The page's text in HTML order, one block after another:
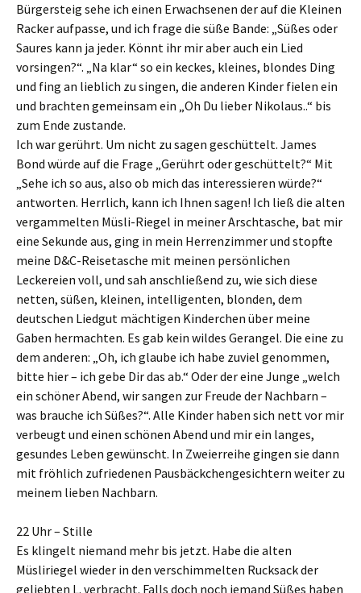
Bürgersteig sehe ich einen Erwachsenen der auf die Kleinen
Racker aufpasse, und ich frage die süße Bande: „Süßes oder
Saures kann ja jeder. Könnt ihr mir aber auch ein Lied
vorsingen?“. „Na klar“ so ein keckes, kleines, blondes Ding
und fing an lieblich zu singen, die anderen Kinder fielen ein
und brachten gemeinsam ein „Oh Du lieber Nikolaus..“ bis
zum Ende zustande.
Ich war gerührt. Um nicht zu sagen geschüttelt. James
Bond würde auf die Frage „Gerührt oder geschüttelt?“ Mit
„Sehe ich so aus, also ob mich das interessieren würde?“
antworten. Herrlich, kann ich Ihnen sagen! Ich ließ die alten
vergammelten Müsli-Riegel in meiner Arschtasche, bat mir
eine Sekunde aus, ging in mein Herrenzimmer und stopfte
meine D&C-Reisetasche mit meinen persönlichen
Leckereien voll, und sah anschließend zu, wie sich diese
netten, süßen, kleinen, intelligenten, blonden, dem
deutschen Liedgut mächtigen Kinderchen über meine
Gaben hermachten. Es gab kein wildes Gerangel. Die eine zu
dem anderen: „Oh, ich glaube ich habe zuviel genommen,
bitte hier – ich gebe Dir das ab.“ Oder der eine Junge „welch
ein schöner Abend, wir sangen zur Freude der Nachbarn –
was brauche ich Süßes?“. Alle Kinder haben sich nett vor mir
verbeugt und einen schönen Abend und mir ein langes,
gesundes Leben gewünscht. In Zweierreihe gingen sie dann
mit fröhlich zufriedenen Pausbäckchengesichtern weiter zu
meinem lieben Nachbarn.
22 Uhr – Stille
Es klingelt niemand mehr bis jetzt. Habe die alten
Müsliriegel wieder in den verschimmelten Rucksack der
geliebten L. verbracht. Falls doch noch jemand Süßes haben